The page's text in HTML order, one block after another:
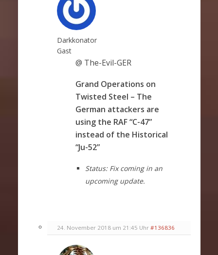
Darkkonator
Gast
@ The-Evil-GER
Grand Operations on
Twisted Steel – The
German attackers are
using the RAF “C-47”
instead of the Historical
“Ju-52”
Status: Fix coming in an
upcoming update.
24. November 2018 um 21:45 Uhr #136836